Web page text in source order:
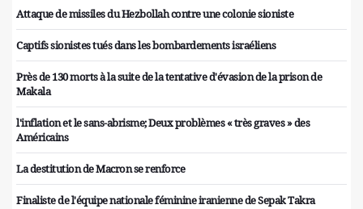
Attaque de missiles du Hezbollah contre une colonie sioniste
Captifs sionistes tués dans les bombardements israéliens
Près de 130 morts à la suite de la tentative d'évasion de la prison de
Makala
l'inflation et le sans-abrisme; Deux problèmes « très graves » des
Américains
La destitution de Macron se renforce
Finaliste de l'équipe nationale féminine iranienne de Sepak Takra